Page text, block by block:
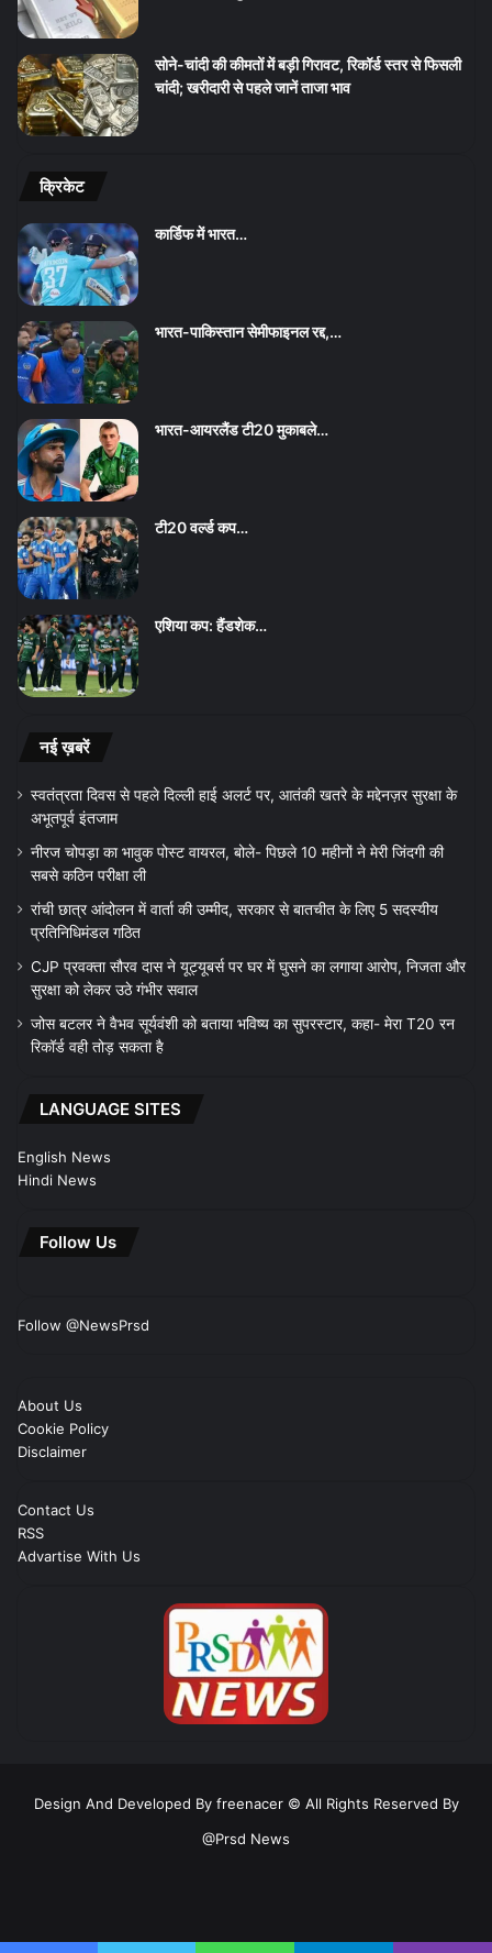
सोने-चांदी की कीमतों में बड़ी गिरावट, रिकॉर्ड स्तर से फिसली
चांदी; खरीदारी से पहले जानें ताजा भाव
क्रिकेट
कार्डिफ में भारत…
भारत-पाकिस्तान सेमीफाइनल रद्द,…
भारत-आयरलैंड टी20 मुकाबले…
टी20 वर्ल्ड कप…
एशिया कप: हैंडशेक…
नई ख़बरें
स्वतंत्रता दिवस से पहले दिल्ली हाई अलर्ट पर, आतंकी खतरे के मद्देनज़र सुरक्षा के
अभूतपूर्व इंतजाम
नीरज चोपड़ा का भावुक पोस्ट वायरल, बोले- पिछले 10 महीनों ने मेरी जिंदगी की
सबसे कठिन परीक्षा ली
रांची छात्र आंदोलन में वार्ता की उम्मीद, सरकार से बातचीत के लिए 5 सदस्यीय
प्रतिनिधिमंडल गठित
CJP प्रवक्ता सौरव दास ने यूट्यूबर्स पर घर में घुसने का लगाया आरोप, निजता और
सुरक्षा को लेकर उठे गंभीर सवाल
जोस बटलर ने वैभव सूर्यवंशी को बताया भविष्य का सुपरस्टार, कहा- मेरा T20 रन
रिकॉर्ड वही तोड़ सकता है
LANGUAGE SITES
English News
Hindi News
Follow Us
Follow @NewsPrsd
About Us
Cookie Policy
Disclaimer
Contact Us
RSS
Advartise With Us
Design And Developed By freenacer © All Rights Reserved By
@Prsd News